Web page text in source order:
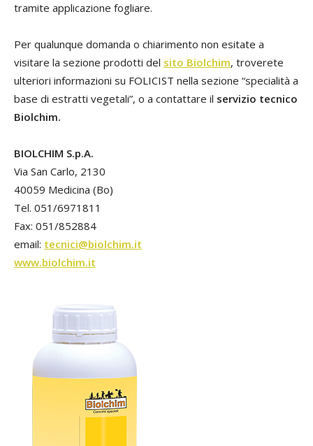
tramite applicazione fogliare.
Per qualunque domanda o chiarimento non esitate a
visitare la sezione prodotti del sito Biolchim, troverete
ulteriori informazioni su FOLICIST nella sezione “specialità a
base di estratti vegetali”, o a contattare il servizio tecnico
Biolchim.
BIOLCHIM S.p.A.
Via San Carlo, 2130
40059 Medicina (Bo)
Tel. 051/6971811
Fax: 051/852884
email: tecnici@biolchim.it
www.biolchim.it